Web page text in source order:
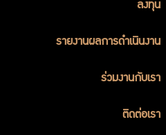
ลงทุน
รายงานผลการดำเนินงาน
ร่วมงานกับเรา
ติดต่อเรา